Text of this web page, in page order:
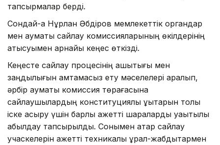
тапсырмалар берді.
Сондай-ақ Нұрлан Әбдіров мемлекеттік органдар
мен аумақтық сайлау комиссияларының өкілдерінің
қатысуымен арнайы кеңес өткізді.
Кеңесте сайлау процесінің ашықтығы мен
заңдылығын қамтамасыз ету мәселелері қаралып,
әрбір аумақтық комиссия төрағасына
сайлаушылардың конституциялық құқықтарын толық
іске асыру үшін барлық қажетті шараларды уақытылы
қабылдау тапсырылды. Сонымен қатар сайлау
учаскелерін қажетті техникалық құрал-жабдықтармен